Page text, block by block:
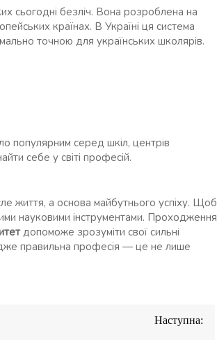
сьогодні безліч. Вона розроблена на
країнах. В Україні ця система
точною для українських школярів.
популярним серед шкіл, центрів
себе у світі професій.
життя, а основа майбутнього успіху. Щоб
науковими інструментами. Проходження
допоможе зрозуміти свої сильні
правильна професія — це не лише
Наступна: